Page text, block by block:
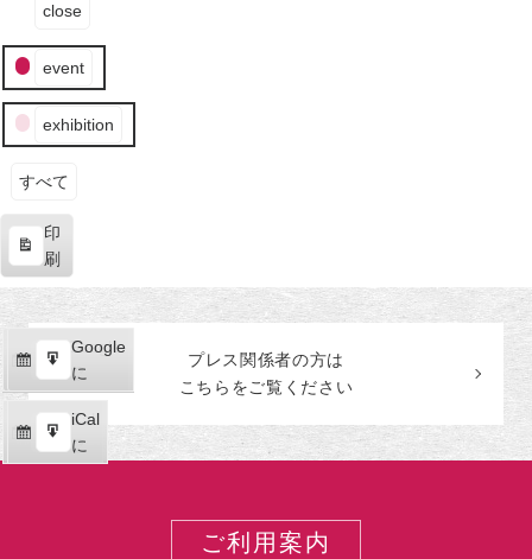
ン
ト
の
カ
close
event
exhibition
すべて
印
刷
示
Google
で
購
読
iCal
で
購
Google
に
エ
ク
ス
ポ
iCal
に
エ
プレス関係者の方は
こちらをご覧ください
ご利用案内